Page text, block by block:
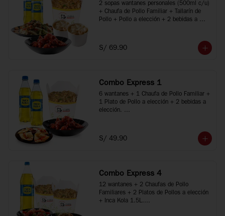
2 sopas wantanes personales (500ml c/u)
+ Chaufa de Pollo Familiar + Tallarín de
Pollo + Pollo a elección + 2 bebidas a
personas
*Imágenes referenciales
S/ 69.90
Combo Express 1
6 wantanes + 1 Chaufa de Pollo Familiar +
1 Plato de Pollo a elección + 2 bebidas a
elección.
S/ 49.90
Combo Express 4
12 wantanes + 2 Chaufas de Pollo
Familiares + 2 Platos de Pollos a elección
+ Inca Kola 1.5L.